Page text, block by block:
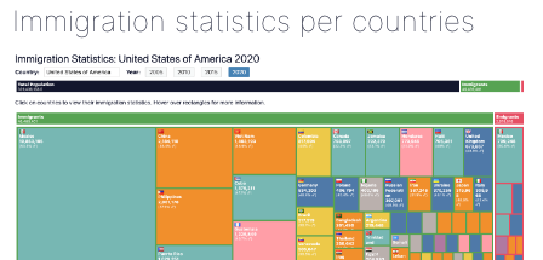
Immigration statistics per countries